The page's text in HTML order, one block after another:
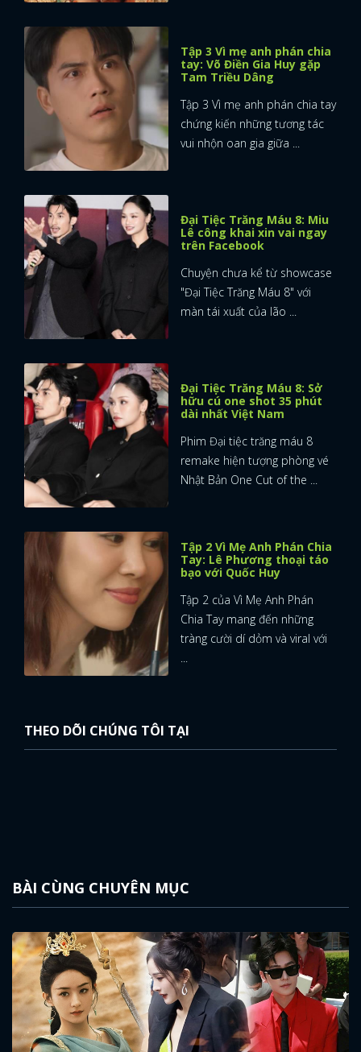
Tập 3 Vì mẹ anh phán chia
tay: Võ Điền Gia Huy gặp
Tam Triều Dâng
Tập 3 Vì mẹ anh phán chia tay
chứng kiến những tương tác
vui nhộn oan gia giữa ...
Đại Tiệc Trăng Máu 8: Miu
Lê công khai xin vai ngay
trên Facebook
Chuyện chưa kể từ showcase
"Đại Tiệc Trăng Máu 8" với
màn tái xuất của lão ...
Đại Tiệc Trăng Máu 8: Sở
hữu cú one shot 35 phút
dài nhất Việt Nam
Phim Đại tiệc trăng máu 8
remake hiện tượng phòng vé
Nhật Bản One Cut of the ...
Tập 2 Vì Mẹ Anh Phán Chia
Tay: Lê Phương thoại táo
bạo với Quốc Huy
Tập 2 của Vì Mẹ Anh Phán
Chia Tay mang đến những
tràng cười dí dỏm và viral với
...
THEO DÕI CHÚNG TÔI TẠI
BÀI CÙNG CHUYÊN MỤC